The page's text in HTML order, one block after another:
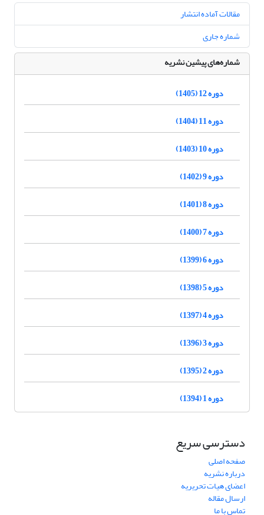
مقالات آماده انتشار
شماره جاری
شماره‌های پیشین نشریه
دوره 12 (1405)
دوره 11 (1404)
دوره 10 (1403)
دوره 9 (1402)
دوره 8 (1401)
دوره 7 (1400)
دوره 6 (1399)
دوره 5 (1398)
دوره 4 (1397)
دوره 3 (1396)
دوره 2 (1395)
دوره 1 (1394)
دسترسی سریع
صفحه اصلی
درباره نشریه
اعضای هیات تحریریه
ارسال مقاله
تماس با ما